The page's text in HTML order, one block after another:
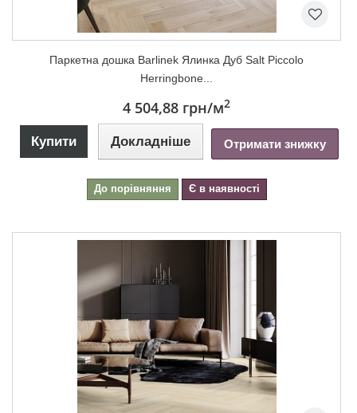
Паркетна дошка Barlinek Ялинка Дуб Salt Piccolo
Herringbone...
4 504,88 грн/м2
Купити Докладніше Отримати знижку
До порівняння Є в наявності